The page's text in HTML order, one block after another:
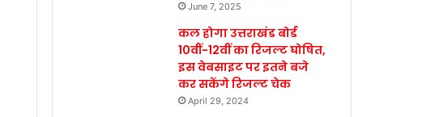
June 7, 2025
कल होगा उत्तराखंड बोर्ड
10वीं-12वीं का रिजल्ट घोषित,
इस वेबसाइट पर इतने बजे
कर सकेंगे रिजल्ट चेक
April 29, 2024